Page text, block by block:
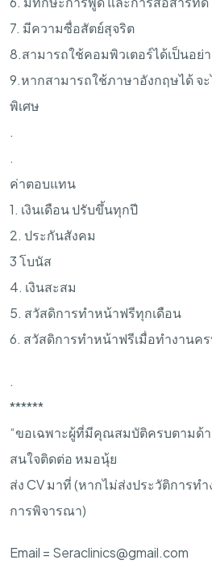
7. มีความซื่อสัตย์สุจริต
8.สามารถใช้คอมพิวเตอร์ได้เป็นอย่
9.หากสามารถใช้ภาษาอังกฤษได้ จ
พิเศษ
.
.
ค่าตอบแทน
1. เงินเดือน ปรับขึ้นทุกปี
2. ประกันสังคม
3 โบนัส
4. เงินสะสม
5. สวัสดิการทำหน้าฟรีทุกเดือน
6. สวัสดิการทำหน้าฟรีเมื่อทำงานค
.
******
“ขอเฉพาะผู้ที่มีคุณสมบัติครบตามด้
สนใจติดต่อ หมอนุ้ย
ส่ง CV มาที่ (หากไม่ส่งประวัติการท
การพิจารณา)
Email = Seraclinics@gmail.com